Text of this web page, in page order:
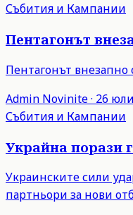
Събития и Кампании
Пентагонът
Пентагонът
Admin Novinite· 26
Събития и Кампании
Украйна порази
Украинските сили
партньори за нови